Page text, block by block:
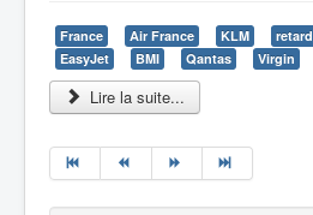
France Air France KLM retard
EasyJet
BMI Qantas Virgin
Lire la suite...